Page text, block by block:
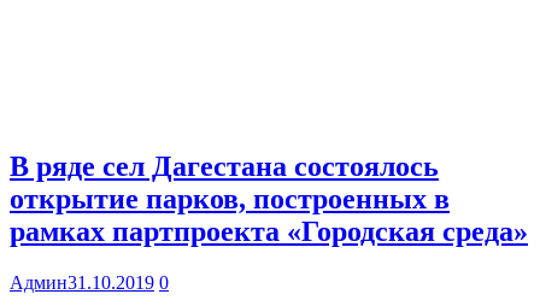
В ряде сел Дагестана состоялось
открытие парков, построенных в
рамках партпроекта «Городская среда»
Админ31.10.2019 0